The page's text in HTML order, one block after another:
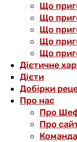
Що
Що
Що
Що
Що
Дієтичне
Дієти
Добірки
Про нас
Про
Про
Команда